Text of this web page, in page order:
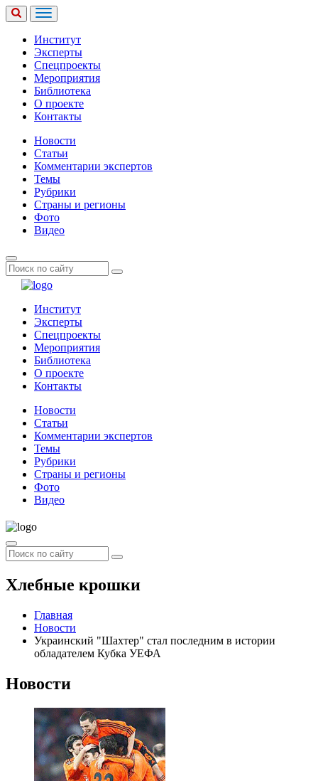
Институт
Эксперты
Спецпроекты
Мероприятия
Библиотека
О проекте
Контакты
Новости
Статьи
Комментарии экспертов
Темы
Рубрики
Страны и регионы
Фото
Видео
Институт
Эксперты
Спецпроекты
Мероприятия
Библиотека
О проекте
Контакты
Новости
Статьи
Комментарии экспертов
Темы
Рубрики
Страны и регионы
Фото
Видео
Хлебные крошки
Главная
Новости
Украинский "Шахтер" стал последним в истории
обладателем Кубка УЕФА
Новости